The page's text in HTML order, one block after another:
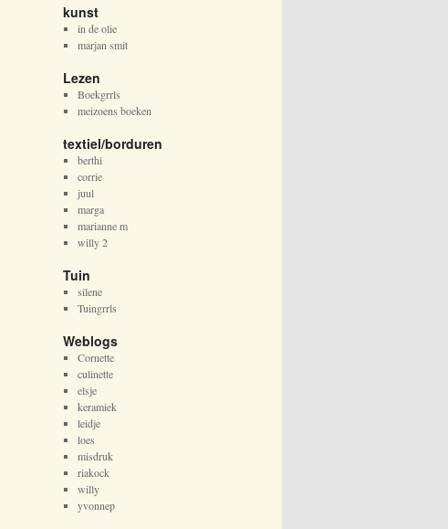
kunst
in de olie
marjan smit
Lezen
Boekgrrls
meizoens boeken
textiel/borduren
berthi
corrie
juul
marga
marianne m
willy 2
Tuin
silene
Tuingrrls
Weblogs
Cornette
culinette
elsje
keramiek
leidje
loes
misdruk
riakock
willy
yvonnep